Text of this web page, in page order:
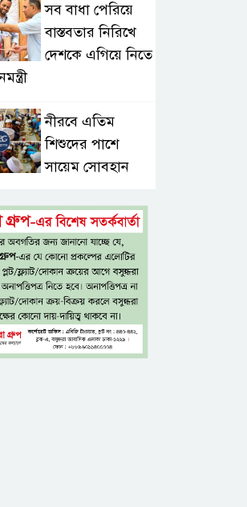
সব বাধা পেরিয়ে
বাস্তবতার নিরিখে
দেশকে এগিয়ে নিতে
নীরবে এতিম
শিশুদের পাশে
সায়েম সোবহান
সেবার মানসিকতা
ছাড়া
চিকিৎসাব্যবস্থার
সম্ভব নয়: প্রধানমন্ত্রী
বিদ্যুৎ-জ্বালানি নিয়ে